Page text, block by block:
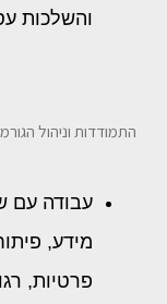
והשלכות
התמודדות וניהול
עבודה עם
מידע,
פרטיות,